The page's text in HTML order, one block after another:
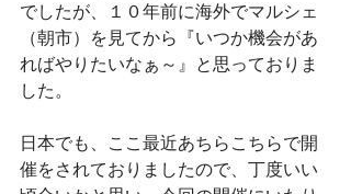
でしたが、１０年前に海外でマルシェ
（朝市）を見てから『いつか機会があ
ればやりたいなぁ～』と思っておりま
した。
日本でも、ここ最近あちらこちらで開
催をされておりましたので、丁度いい